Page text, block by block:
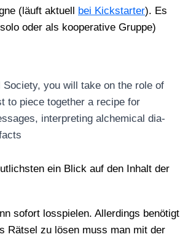
(läuft aktu­ell bei Kick­star­ter). Es
oder als koope­ra­ti­ve Grup­pe)
you will take on the role of
to pie­ce tog­e­ther a reci­pe for
inter­pre­ting alche­mi­cal dia­
ein Blick auf den Inhalt der
sofort los­spie­len. Aller­dings benö­tigt
Rät­sel zu lösen muss man mit der